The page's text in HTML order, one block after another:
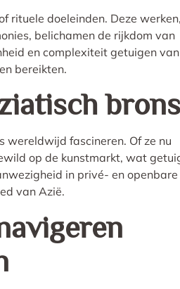
rituele doeleinden. Deze
belichamen de rijkdom van
en complexiteit getuigen
bereikten.
brons
wereldwijd fascineren. Of ze nu
op de kunstmarkt, wat
in privé- en openbare
van Azië.